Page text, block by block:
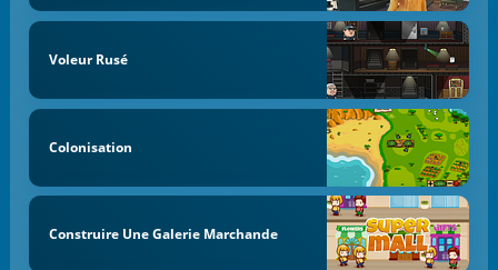
Voleur Rusé
Colonisation
Construire Une Galerie Marchande